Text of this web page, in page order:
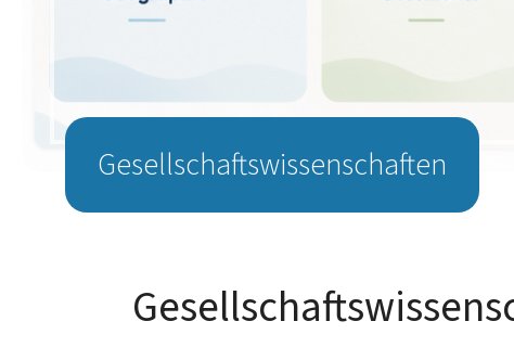
Gesellschaftswissenschaften